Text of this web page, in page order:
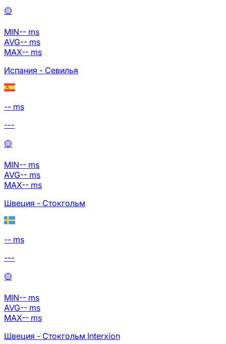
🟡
MIN-- ms
AVG-- ms
MAX-- ms
Испания - Севилья
-- ms
---
🟡
MIN-- ms
AVG-- ms
MAX-- ms
Швеция - Стокгольм
-- ms
---
🟡
MIN-- ms
AVG-- ms
MAX-- ms
Швеция - Стокгольм Interxion